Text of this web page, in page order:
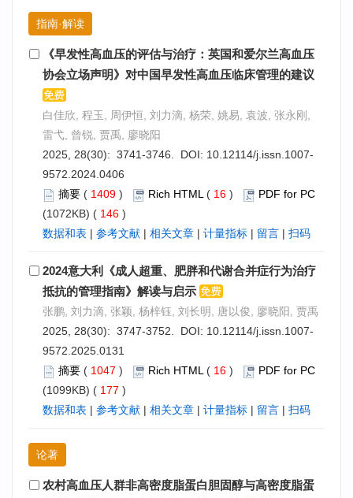
指南·解读
《早发性高血压的评估与治疗：英国和爱尔兰高血压
协会立场声明》对中国早发性高血压临床管理的建议
白佳欣, 程玉, 周伊恒, 刘力滴, 杨荣, 姚易, 袁波, 张永刚,
雷弋, 曾锐, 贾禹, 廖晓阳
2025, 28(30): 3741-3746. DOI: 10.12114/j.issn.1007-
9572.2024.0406
摘要 ( 1409 ) Rich HTML( 16 )
PDF for PC
(1072KB) ( 146 )
数据和表 | 参考文献 | 相关文章 | 计量指标 | 留言 | 扫码
2024意大利《成人超重、肥胖和代谢合并症行为治疗
抵抗的管理指南》解读与启示
张鹏, 刘力滴, 张颖, 杨梓钰, 刘长明, 唐以俊, 廖晓阳, 贾禹
2025, 28(30): 3747-3752. DOI: 10.12114/j.issn.1007-
9572.2025.0131
摘要 ( 1047 ) Rich HTML( 16 )
PDF for PC
(1099KB) ( 177 )
数据和表 | 参考文献 | 相关文章 | 计量指标 | 留言 | 扫码
论著
农村高血压人群非高密度脂蛋白胆固醇与高密度脂蛋